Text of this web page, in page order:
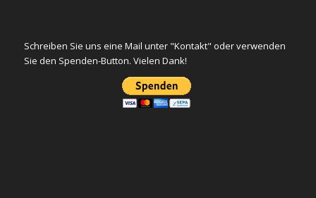
Schreiben Sie uns eine Mail unter "Kontakt" oder verwenden
Sie den Spenden-Button. Vielen Dank!